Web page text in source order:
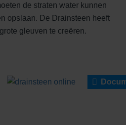
de straten water kunnen
opslaan. De Drainsteen heeft
gleuven te creëren.